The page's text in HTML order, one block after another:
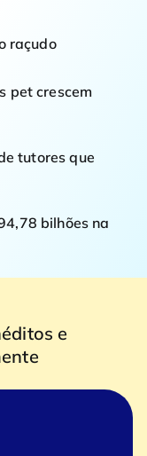
raçudo
pet crescem
tutores que
bilhões na
e